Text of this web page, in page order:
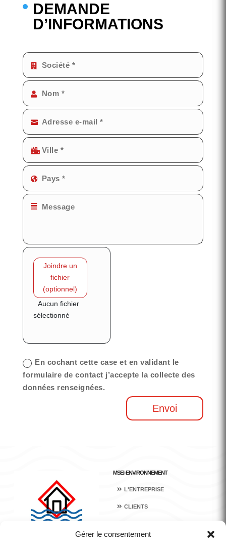
Gérer le consentement
DEMANDE
D’INFORMATIONS
File Input
Joindre un
fichier
(optionnel)
Aucun fichier
sélectionné
En cochant cette case et en validant le
formulaire de contact j’accepte la collecte des
données renseignées.
Envoi
MSEI-ENVIRONNEMENT
L'ENTREPRISE
CLIENTS